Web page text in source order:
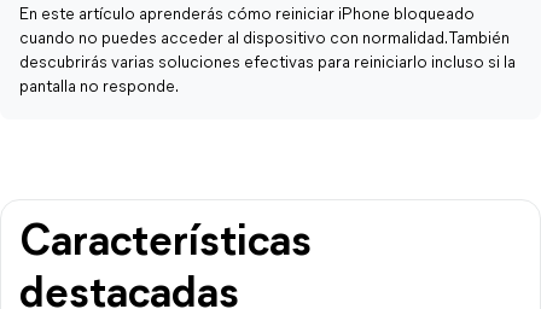
En este artículo aprenderás cómo reiniciar iPhone bloqueado
cuando no puedes acceder al dispositivo con normalidad. También
descubrirás varias soluciones efectivas para reiniciarlo incluso si la
pantalla no responde.
Características
destacadas